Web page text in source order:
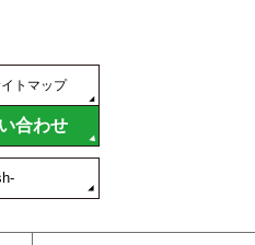
トマップ
合わせ